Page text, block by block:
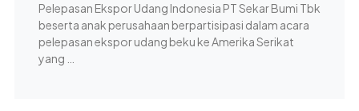
Pelepasan Ekspor Udang Indonesia PT Sekar Bumi Tbk
beserta anak perusahaan berpartisipasi dalam acara
pelepasan ekspor udang beku ke Amerika Serikat
yang …